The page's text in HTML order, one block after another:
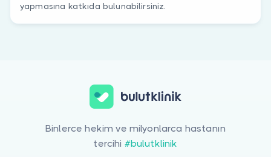
yapmasına katkıda bulunabilirsiniz.
Binlerce hekim ve milyonlarca hastanın
tercihi #bulutklinik